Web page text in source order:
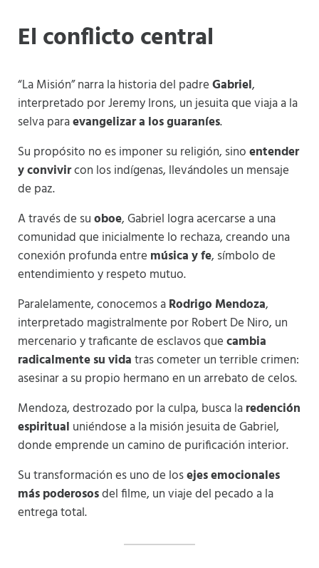
El conflicto central
“La Misión” narra la historia del padreGabriel,
interpretado por Jeremy Irons, un jesuita que viaja a la
selva paraevangelizar a los guaraníes.
Su propósito no es imponer su religión, sinoentender
y convivircon los indígenas, llevándoles un mensaje
de paz.
A través de suoboe, Gabriel logra acercarse a una
comunidad que inicialmente lo rechaza, creando una
conexión profunda entre música y fe, símbolo de
entendimiento y respeto mutuo.
Paralelamente, conocemos aRodrigo Mendoza,
interpretado magistralmente por Robert De Niro, un
mercenario y traficante de esclavos quecambia
radicalmente su vidatras cometer un terrible crimen:
asesinar a su propio hermano en un arrebato de celos.
Mendoza, destrozado por la culpa, busca laredención
espiritual uniéndose a la misión jesuita de Gabriel,
donde emprende un camino de purificación interior.
Su transformación es uno de losejes emocionales
más poderososdel filme, un viaje del pecado a la
entrega total.